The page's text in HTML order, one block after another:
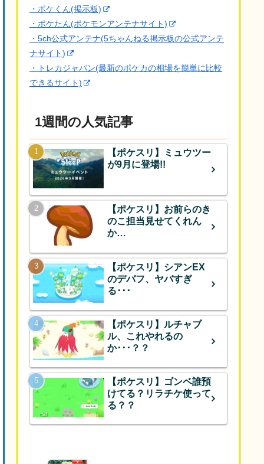
・ポケくん(掲示板)
・ポケたん(ポケモンアンテナサイト)
・5ch公式アンテナ(5ちゃんねる掲示板の公式アンテ
ナサイト)
・トレカジャパン(最新のポケカの相場を簡単に比較
できるサイト)
1週間の人気記事
【ポケスリ】ミュウツー
が9月に登場!!
【ポケスリ】お前らのき
のこ担当見せてくれん
か…
【ポケスリ】シアンEX
のデバフ、ヤバすぎ
る･･･
【ポケスリ】ルチャブ
ル、これやれるの
か･･･？？
【ポケスリ】ゴンベ誰預
けてる？リラチケ使って
る？？